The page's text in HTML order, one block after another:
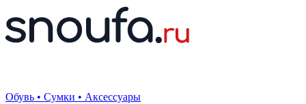
Обувь • Сумки • Аксессуары